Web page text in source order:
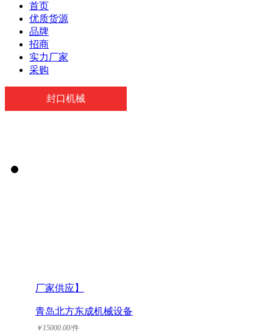
首页
优质货源
品牌
招商
实力厂家
采购
封口机械
厂家供应】
青岛北方东成机械设备
有限公司
￥15000.00/件